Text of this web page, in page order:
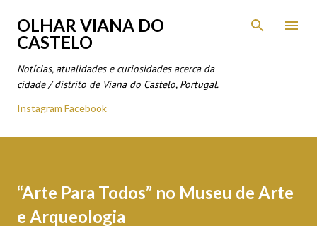
Avançar para o conteúdo principal
OLHAR VIANA DO
CASTELO
Notícias, atualidades e curiosidades acerca da
cidade / distrito de Viana do Castelo, Portugal.
Instagram Facebook
“Arte Para Todos” no Museu de Arte
e Arqueologia